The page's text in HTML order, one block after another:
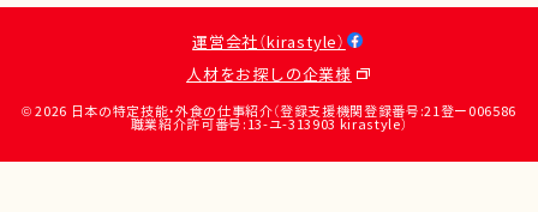
運営会社（kirastyle）
人材をお探しの企業様
© 2026 日本の特定技能・外食の仕事紹介（登録支援機関登録番号:21登ー006586
職業紹介許可番号:13-ユ-313903 kirastyle）